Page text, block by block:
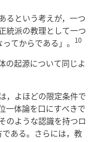
るという考えが，一つ
統派の教理として一つ
てからである」。 10
の起源について同じよ
，よほどの限定条件で
一体論を口にすべきで
のような認識を持つロ
ある。さらには，教